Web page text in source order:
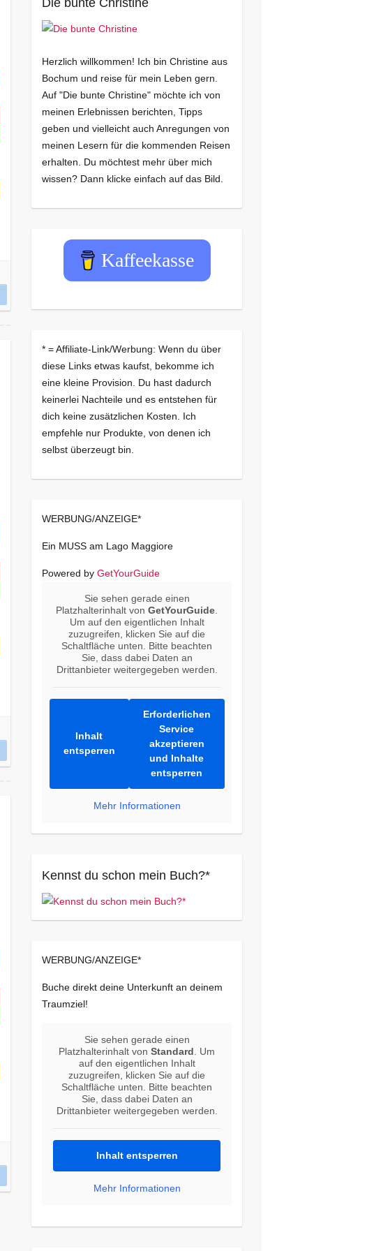
Die bunte Christine
Herzlich willkommen! Ich bin Christine aus
Bochum und reise für mein Leben gern.
Auf "Die bunte Christine" möchte ich von
meinen Erlebnissen berichten, Tipps
geben und vielleicht auch Anregungen von
meinen Lesern für die kommenden Reisen
erhalten. Du möchtest mehr über mich
wissen? Dann klicke einfach auf das Bild.
Kaffeekasse
* = Affiliate-Link/Werbung: Wenn du über
diese Links etwas kaufst, bekomme ich
eine kleine Provision. Du hast dadurch
keinerlei Nachteile und es entstehen für
dich keine zusätzlichen Kosten. Ich
empfehle nur Produkte, von denen ich
selbst überzeugt bin.
WERBUNG/ANZEIGE*
Ein MUSS am Lago Maggiore
Powered by GetYourGuide
Sie sehen gerade einen
Platzhalterinhalt vonGetYourGuide
Um auf den eigentlichen Inhalt
zuzugreifen, klicken Sie auf die
Schaltfläche unten. Bitte beachten
Sie, dass dabei Daten an
Drittanbieter weitergegeben werden.
Inhalt
entsperren
Erforderlichen
Service
akzeptieren
und Inhalte
entsperren
Mehr Informationen
Kennst du schon mein Buch?*
WERBUNG/ANZEIGE*
Buche direkt deine Unterkunft an deinem
Traumziel!
Sie sehen gerade einen
Platzhalterinhalt vonStandard . Um
auf den eigentlichen Inhalt
zuzugreifen, klicken Sie auf die
Schaltfläche unten. Bitte beachten
Sie, dass dabei Daten an
Drittanbieter weitergegeben werden.
Inhalt entsperren
Mehr Informationen